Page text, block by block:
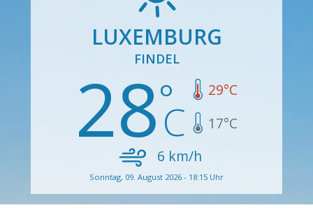
LUXEMBURG
FINDEL
28 29°C
17°C
6 km/h
Sonntag, 09. August 2026 - 18:15 Uhr